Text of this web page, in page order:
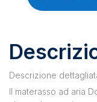
Descrizione
Il materasso ad aria